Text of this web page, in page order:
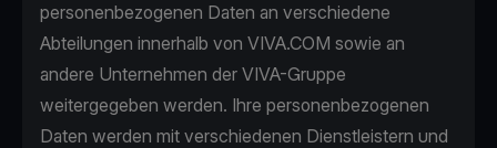
personenbezogenen Daten an verschiedene
Abteilungen innerhalb von VIVA.COM sowie an
andere Unternehmen der VIVA-Gruppe
weitergegeben werden. Ihre personenbezogenen
Daten werden mit verschiedenen Dienstleistern und